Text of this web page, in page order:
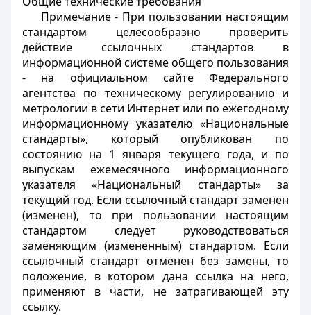
Примечание - При пользовании настоящим
стандартом целесообразно проверить
действие ссылочных стандартов в
информационной системе общего пользования
- на официальном сайте Федерального
агентства по техническому регулированию и
метрологии в сети Интернет или по ежегодному
информационному указателю «Национальные
стандарты», который опубликован по
состоянию на 1 января текущего года, и по
выпускам ежемесячного информационного
указателя «Национальный стандарты» за
текущий год. Если ссылочный стандарт заменен
(изменен), то при пользовании настоящим
стандартом следует руководствоваться
заменяющим (измененным) стандартом. Если
ссылочный стандарт отменен без замены, то
положение, в котором дана ссылка на него,
применяют в части, не затрагивающей эту
ссылку.